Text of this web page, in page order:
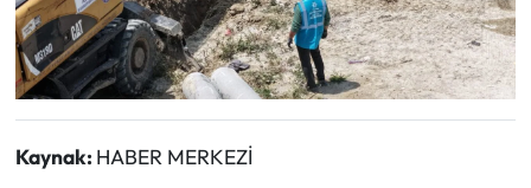
Kaynak: HABER MERKEZİ